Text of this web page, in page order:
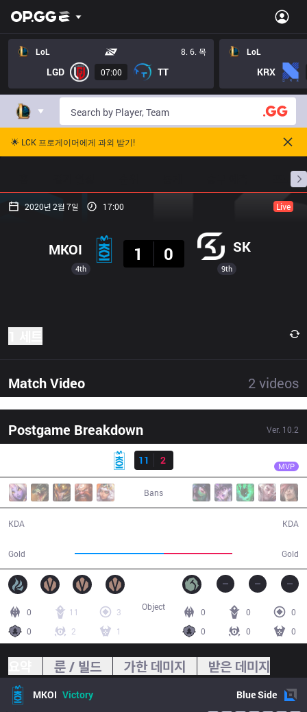
LoL 8. 6. 목
LGD 07:00 TT
LoL
KRX
🌟 LCK 프로게이머에게 과외 받기!
프로빌
2020년 2월 7일 17:00 Live
4th
MKOI
1
0 SK
9th
Match Video 2 videos
Postgame Breakdown Ver. 10.2
11
2 MVP
Bans
KDA
Gold Gold
KDA
0 11
3
0
2 1
0 0
0
0
0 0
Object
룬 / 빌드 가한 데미지 받은 데미지
MKOI Victory BlueSide